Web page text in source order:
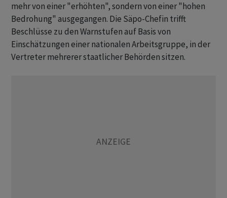
mehr von einer "erhöhten", sondern von einer "hohen
Bedrohung" ausgegangen. Die Säpo-Chefin trifft
Beschlüsse zu den Warnstufen auf Basis von
Einschätzungen einer nationalen Arbeitsgruppe, in der
Vertreter mehrerer staatlicher Behörden sitzen.